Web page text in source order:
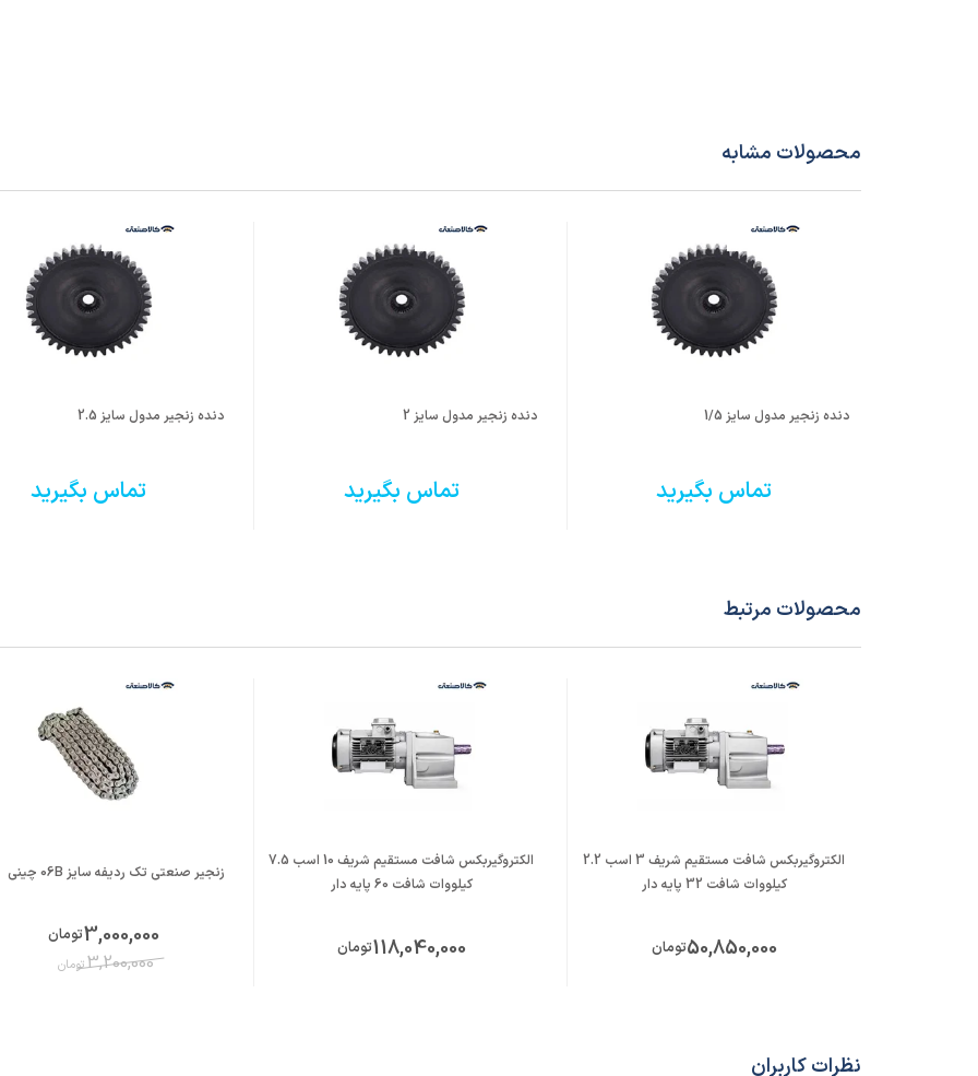
محصولات مشابه
دنده زنجیر مدول سایز 1/5
تماس بگیرید
دنده زنجیر مدول سایز 2
تماس بگیرید
دنده زنجیر مدول سایز 2.5
تماس بگیرید
محصولات مرتبط
الکتروگیربکس شافت مستقیم شریف 3 اسب 2.2
کیلووات شافت 32 پایه دار
50,850,000تومان
الکتروگیربکس شافت مستقیم شریف 10 اسب 7.5
کیلووات شافت 60 پایه دار
118,040,000تومان
زنجیر صنعتی تک ردیفه سایز 06B چینی
3,000,000تومان
3,200,000تومان
نظرات کاربران